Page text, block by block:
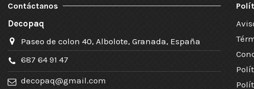
Contáctanos
Decopaq
Paseo de colon 40, Albolote, Granada, España
687 64 91 47
decopaq@gmail.com